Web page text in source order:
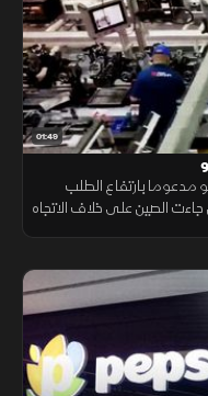
01:49
مدعوما بارتفاع الطلب
الصين على خلاف الاتجاه